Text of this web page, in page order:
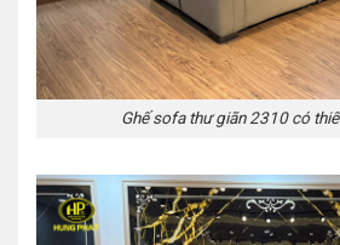
Ghế sofa thư giãn 2310 có